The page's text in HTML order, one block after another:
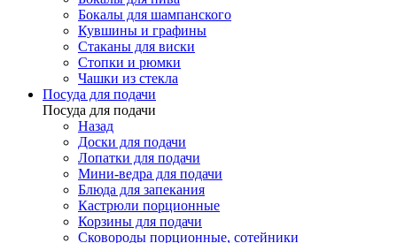
Бокалы для шампанского
Кувшины и графины
Стаканы для виски
Стопки и рюмки
Чашки из стекла
Посуда для подачи
Посуда для подачи
Назад
Доски для подачи
Лопатки для подачи
Мини-ведра для подачи
Блюда для запекания
Кастрюли порционные
Корзины для подачи
Сковороды порционные, сотейники